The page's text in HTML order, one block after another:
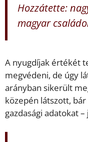
Hozzátette:
magyar
A nyugdíjak értékét
megvédeni, de úgy
arányban sikerült
közepén látszott,
gazdasági adatokat